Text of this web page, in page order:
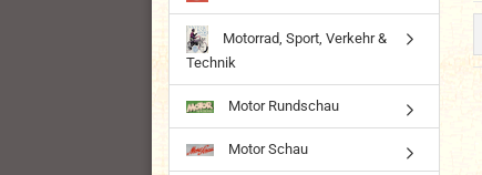
Motorrad, Sport, Verkehr &
Technik
Motor Rundschau
Motor Schau